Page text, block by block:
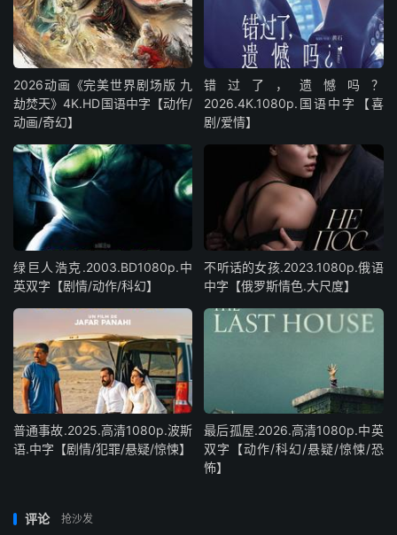
2026动画《完美世界剧场版 九
劫焚天》4K.HD国语中字【动作/
动画/奇幻】
错过了，遗憾吗？
2026.4K.1080p.国语中字【喜
剧/爱情】
绿巨人浩克.2003.BD1080p.中
英双字【剧情/动作/科幻】
不听话的女孩.2023.1080p.俄语
中字【俄罗斯情色.大尺度】
普通事故.2025.高清1080p.波斯
语.中字【剧情/犯罪/悬疑/惊悚】
最后孤屋.2026.高清1080p.中英
双字【动作/科幻/悬疑/惊悚/恐
怖】
评论 抢沙发